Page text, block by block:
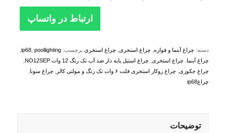
ارتباط در واتساپ
دسته: چراغ آبنما و فواره, چراغ استخری, چراغ استخری برچسب: ip68 ,poollighting
,
چراغ آبنما
چراغ استخری, چراغ استیل پایه دار ضد آب تک رنگ 12 وات NO12SEP
,
چراغ جکوزی, چراغ روکار استخری فلت ۶ وات تک رنگ و مولتی کالر چراغ سونا
چراغip68
توضیحات